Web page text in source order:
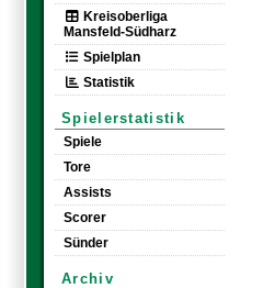
Kreisoberliga
Mansfeld-Südharz
Spielplan
Statistik
Spielerstatistik
Spiele
Tore
Assists
Scorer
Sünder
Archiv